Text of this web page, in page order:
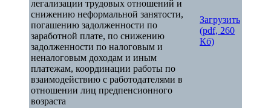
легализации трудовых отношений и
снижению неформальной занятости,
погашению задолженности по
заработной плате, по снижению
задолженности по налоговым и
неналоговым доходам и иным
платежам, координации работы по
взаимодействию с работодателями в
отношении лиц предпенсионного
возраста
Загрузить
(pdf, 260
Кб)